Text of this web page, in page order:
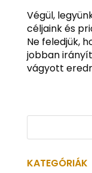
Végül,
céljaink és
Ne feledjük,
jobban
vágyott
KATEGÓRIÁK